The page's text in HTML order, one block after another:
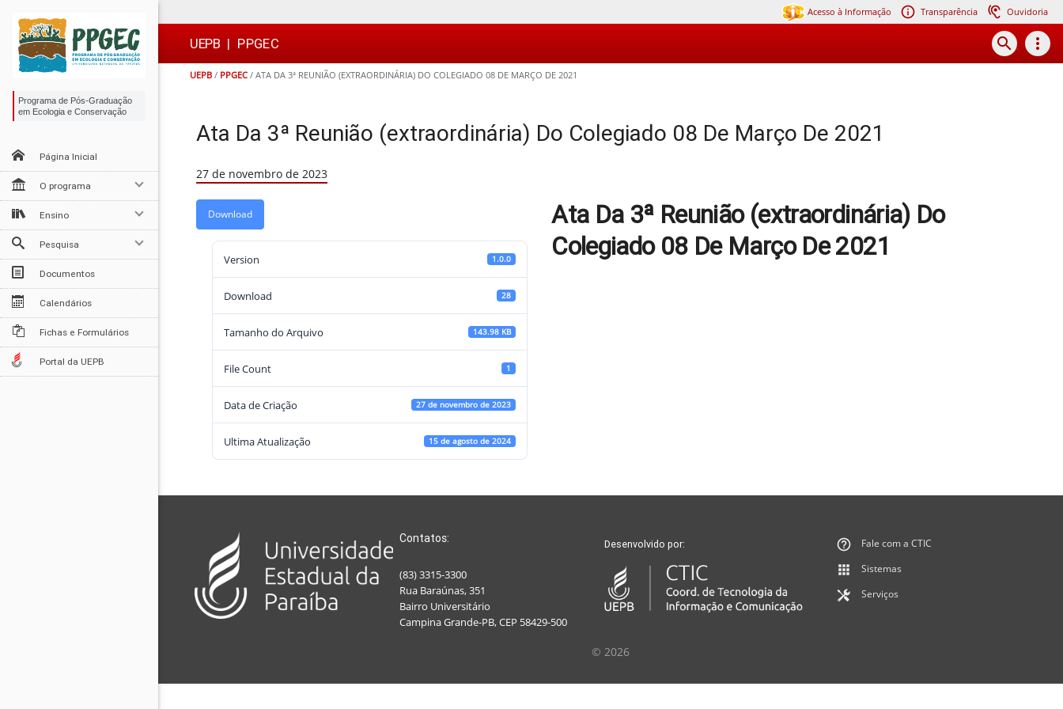
para
conteúdo
para
menu
para
busca
para
rodapé

Acesso à Informação Transparência Ouvidoria
UEPB | PPGEC search more_vert
UEPB / PPGEC / ATA DA 3ª REUNIÃO (EXTRAORDINÁRIA) DO COLEGIADO 08 DE MARÇO DE 2021
Programa de Pós-Graduação
em Ecologia e Conservação
Página Inicial
O programa
Ensino
Pesquisa
Documentos
Calendários
Fichas e Formulários
Portal da UEPB
Ata Da 3ª Reunião (extraordinária) Do Colegiado 08 De Março De 2021
27 de novembro de 2023
Download
Version 1.0.0
Download 28
Tamanho do Arquivo 143.98 KB
File Count 1
Data de Criação 27 de novembro de 2023
Ultima Atualização 15 de agosto de 2024
Ata Da 3ª Reunião (extraordinária) Do
Colegiado 08 De Março De 2021
Contatos:
(83) 3315-3300
Rua Baraúnas, 351
Bairro Universitário
Campina Grande-PB, CEP 58429-500
Desenvolvido por:
Fale com a CTIC
Sistemas
Serviços
© 2026